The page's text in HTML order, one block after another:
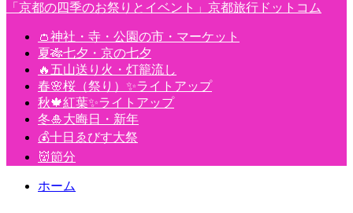
「京都の四季のお祭りとイベント」京都旅行ドットコム
👛神社・寺・公園の市・マーケット
夏🎋七夕・京の七夕
🔥五山送り火・灯籠流し
春🌸桜（祭り）✨ライトアップ
秋🍁紅葉✨ライトアップ
冬🎍大晦日・新年
💰十日ゑびす大祭
👹節分
ホーム